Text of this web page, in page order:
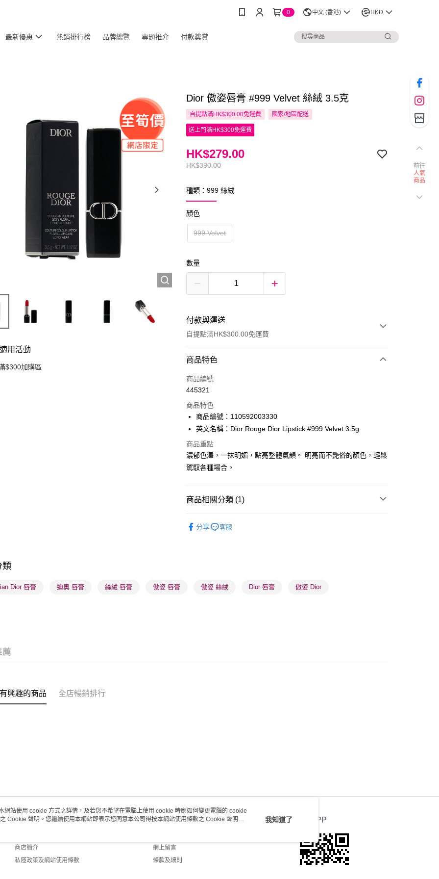
0 中文 (香港) HKD
最新優惠 熱銷排行榜 品牌總覽 專題推介 付款獎賞
用活動
$300加購區
Dior 傲姿唇膏 #999 Velvet 絲絨 3.5克
自提點滿HK$300.00免運費 國家/地區配送
送上門滿HK$300免運費
HK$390.00
HK$279.00
種類：999 絲絨
顔色
999 Velvet
數量
付款與運送
自提點滿HK$300.00免運費
付款方式
信用卡
AlipayHK
PayMe
WeChat Pay
BoC Pay
送貨方式
每筆HK$65.00，滿HK$300.00或以上免運費
商品特色
商品編號
445321
商品特色
商品編號：110592003330
英文名稱：Dior Rouge Dior Lipstick #999 Velvet 3.5g
商品重點
濃郁色澤，一抹明媚，點亮整體氣韻。 明亮而不艷俗的顏色，輕鬆
駕馭各種場合。
商品相關分類 (1)
分享
客服
類
Dior 唇膏 迪奧 唇膏 絲絨 唇膏 傲姿 唇膏 傲姿 絲絨 Dior 唇膏 傲姿 Dior
薦
興趣的商品 全店暢銷排行
關於我們
商店簡介
私隱政策及網站使用條款
客戶服務
網上留言
條款及細則
官方APP
前往
人氣
商品
網站使用 cookie 方式之詳情，及若您不希望在電腦上使用 cookie 時應如何變更電腦的 cookie
之 Cookie 聲明。您繼續使用本網站即表示您同意本公司得按本網站使用條款之 Cookie 聲明使
我知道了